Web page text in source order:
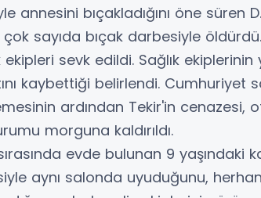
annesini bıçakladığını öne süren
çok sayıda bıçak darbesiyle
ekipleri sevk edildi. Sağlık
kaybettiği belirlendi. Cumhuriyet
ardından Tekir'in cenazesi,
morguna kaldırıldı.
evde bulunan 9 yaşındaki
aynı salonda uyuduğunu,